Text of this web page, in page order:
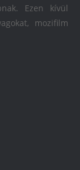
Ezen kívül
mozifilm